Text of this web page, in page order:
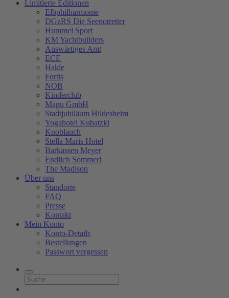
Limitierte Editionen
Elbphilharmonie
DGzRS Die Seenotretter
Hummel Sport
KM Yachtbuilders
Auswärtiges Amt
ECE
Hakle
Fortis
NOB
Kinderclub
Magu GmbH
Stadtjubiläum Hildesheim
Yogahotel Kubatzki
Knoblauch
Stella Maris Hotel
Barkassen Meyer
Endlich Sommer!
The Madison
Über uns
Standorte
FAQ
Presse
Kontakt
Mein Konto
Konto-Details
Bestellungen
Passwort vergessen